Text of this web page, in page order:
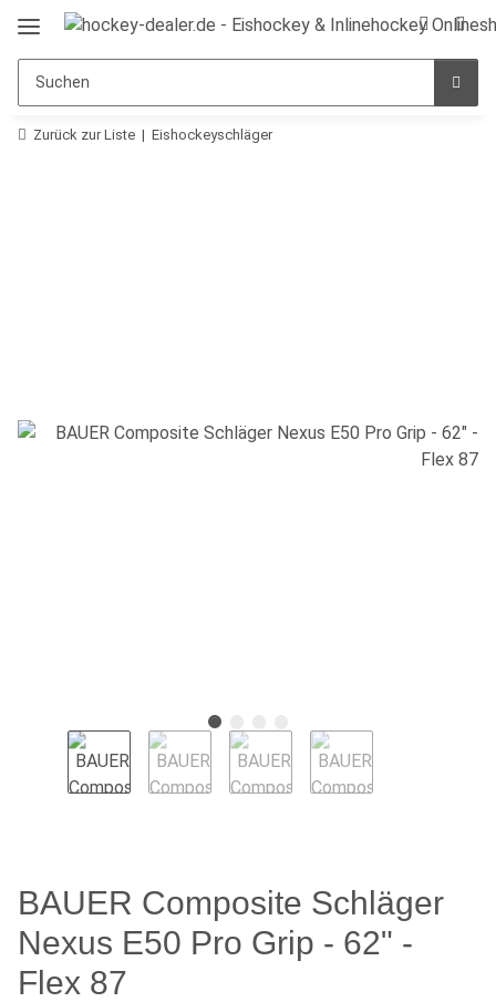
Zurück zur Liste Eishockeyschläger
BAUER Composite Schläger
Nexus E50 Pro Grip - 62" -
Flex 87